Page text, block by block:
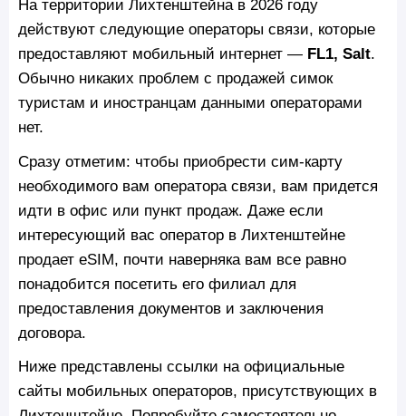
На территории Лихтенштейна в 2026 году
действуют следующие операторы связи, которые
предоставляют мобильный интернет — FL1, Salt.
Обычно никаких проблем с продажей симок
туристам и иностранцам данными операторами
нет.
Сразу отметим: чтобы приобрести сим-карту
необходимого вам оператора связи, вам придется
идти в офис или пункт продаж. Даже если
интересующий вас оператор в Лихтенштейне
продает eSIM, почти наверняка вам все равно
понадобится посетить его филиал для
предоставления документов и заключения
договора.
Ниже представлены ссылки на официальные
сайты мобильных операторов, присутствующих в